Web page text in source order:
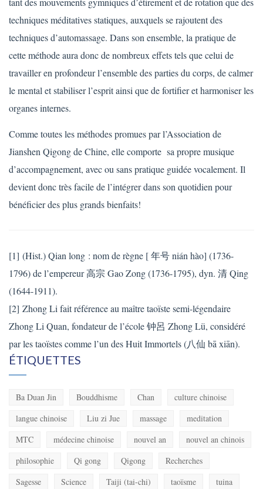
techniques méditatives statiques, auxquels se rajoutent des
techniques d’automassage. Dans son ensemble, la pratique de
cette méthode aura donc de nombreux effets tels que celui de
travailler en profondeur l’ensemble des parties du corps, de calmer
le mental et stabiliser l’esprit ainsi que de fortifier et harmoniser les
organes internes.
Comme toutes les méthodes promues par l’Association de
Jianshen Qigong de Chine, elle comporte sa propre musique
d’accompagnement, avec ou sans pratique guidée vocalement. Il
devient donc très facile de l’intégrer dans son quotidien pour
bénéficier des plus grands bienfaits!
[1] (Hist.) Qian long : nom de règne [ 年号 nián hào] (1736-
1796) de l’empereur 高宗 Gao Zong (1736-1795), dyn. 清 Qing
(1644-1911).
[2] Zhong Li fait référence au maître taoïste semi-légendaire
Zhong Li Quan, fondateur de l’école 钟呂 Zhong Lü, considéré
par les taoïstes comme l’un des Huit Immortels (八仙 bā xiān).
ÉTIQUETTES
Ba Duan Jin Bouddhisme Chan
culture chinoise
langue chinoise
Liu zi Jue massage
meditation
MTC
médecine chinoise nouvel an
nouvel an chinois
philosophie
Qi gong Qigong
Recherches
Sagesse
Science Taiji (tai-chi) taoïsme
tuina